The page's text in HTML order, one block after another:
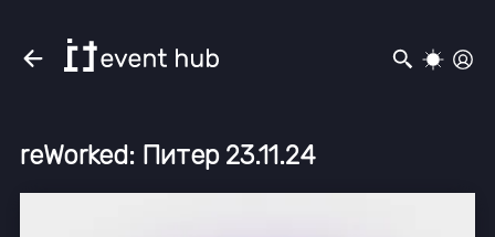
reWorked: Питер 23.11.24